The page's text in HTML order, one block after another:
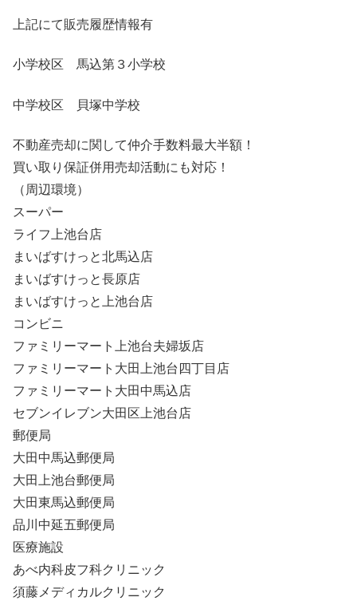
上記にて販売履歴情報有
小学校区 馬込第３小学校
中学校区 貝塚中学校
不動産売却に関して仲介手数料最大半額！
買い取り保証併用売却活動にも対応！
（周辺環境）
スーパー
ライフ上池台店
まいばすけっと北馬込店
まいばすけっと長原店
まいばすけっと上池台店
コンビニ
ファミリーマート上池台夫婦坂店
ファミリーマート大田上池台四丁目店
ファミリーマート大田中馬込店
セブンイレブン大田区上池台店
郵便局
大田中馬込郵便局
大田上池台郵便局
大田東馬込郵便局
品川中延五郵便局
医療施設
あべ内科皮フ科クリニック
須藤メディカルクリニック